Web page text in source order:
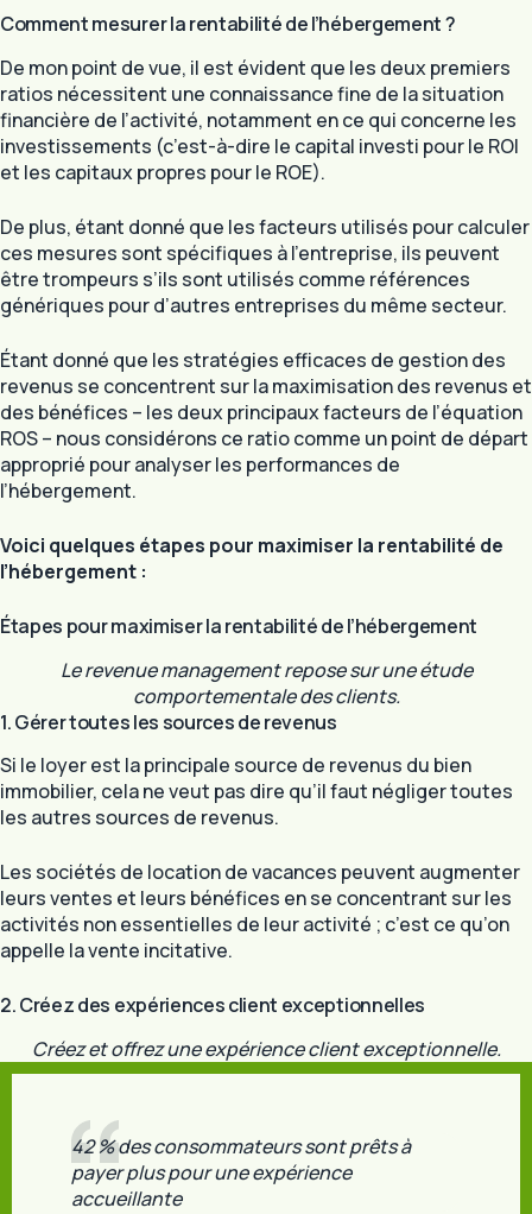
Comment mesurer la rentabilité de l’hébergement ?
De mon point de vue, il est évident que les deux premiers
ratios nécessitent une connaissance fine de la situation
financière de l’activité, notamment en ce qui concerne les
investissements (c’est-à-dire le capital investi pour le ROI
et les capitaux propres pour le ROE).
De plus, étant donné que les facteurs utilisés pour calculer
ces mesures sont spécifiques à l’entreprise, ils peuvent
être trompeurs s’ils sont utilisés comme références
génériques pour d’autres entreprises du même secteur.
Étant donné que les stratégies efficaces de gestion des
revenus se concentrent sur la maximisation des revenus et
des bénéfices – les deux principaux facteurs de l’équation
ROS – nous considérons ce ratio comme un point de départ
approprié pour analyser les performances de
l’hébergement.
Voici quelques étapes pour maximiser la rentabilité de
l’hébergement :
Étapes pour maximiser la rentabilité de l’hébergement
Le revenue management repose sur une étude
comportementale des clients.
1. Gérer toutes les sources de revenus
Si le loyer est la principale source de revenus du bien
immobilier, cela ne veut pas dire qu’il faut négliger toutes
les autres sources de revenus.
Les sociétés de location de vacances peuvent augmenter
leurs ventes et leurs bénéfices en se concentrant sur les
activités non essentielles de leur activité ; c’est ce qu’on
appelle la vente incitative.
2. Créez des expériences client exceptionnelles
Créez et offrez une expérience client exceptionnelle.
42 % des consommateurs sont prêts à
payer plus pour une expérience
accueillante